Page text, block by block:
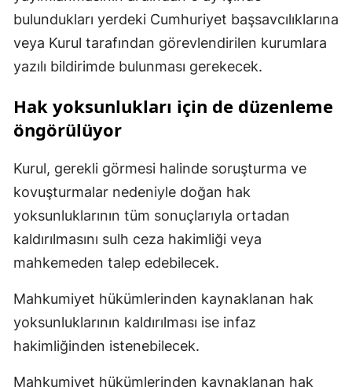
bulundukları yerdeki Cumhuriyet başsavcılıklarına
veya Kurul tarafından görevlendirilen kurumlara
yazılı bildirimde bulunması gerekecek.
Hak yoksunlukları için de düzenleme
öngörülüyor
Kurul, gerekli görmesi halinde soruşturma ve
kovuşturmalar nedeniyle doğan hak
yoksunluklarının tüm sonuçlarıyla ortadan
kaldırılmasını sulh ceza hakimliği veya
mahkemeden talep edebilecek.
Mahkumiyet hükümlerinden kaynaklanan hak
yoksunluklarının kaldırılması ise infaz
hakimliğinden istenebilecek.
Mahkumiyet hükümlerinden kaynaklanan hak